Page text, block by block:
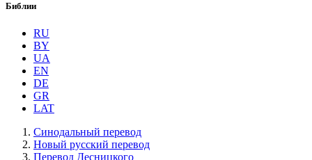
Библии
RU
BY
UA
EN
DE
GR
LAT
Синодальный перевод
Новый русский перевод
Перевод Десницкого